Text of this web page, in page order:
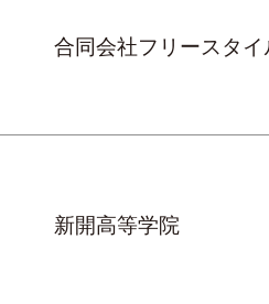
合同会社フリースタイ
新開高等学院